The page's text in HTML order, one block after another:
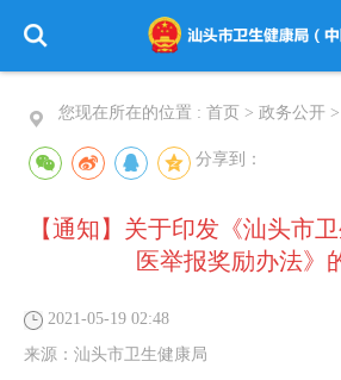
您现在所在的位置 : 首页 > 政务公开 >
分享到：
【通知】关于印发《汕头市
医举报奖励办法》
2021-05-19 02:48
来源： 汕头市卫生健康局